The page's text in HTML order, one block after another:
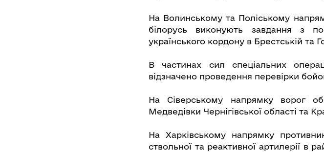
На Волинському та Поліському
білорусь виконують завдання з
українського кордону в Брестській та
В частинах сил спеціальних
відзначено проведення перевірки
На Сіверському напрямку ворог
Медведівки Чернігівської області та
На Харківському напрямку
ствольної та реактивної артилерії в